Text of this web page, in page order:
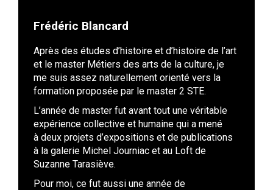
Frédéric Blancard
Après des études d’histoire et d’histoire de l’art
et le master Métiers des arts de la culture, je
me suis assez naturellement orienté vers la
formation proposée par le master 2 STE.
L’année de master fut avant tout une véritable
expérience collective et humaine qui a mené
à deux projets d’expositions et de publications
à la galerie Michel Journiac et au Loft de
Suzanne Tarasiève.
Pour moi, ce fut aussi une année de